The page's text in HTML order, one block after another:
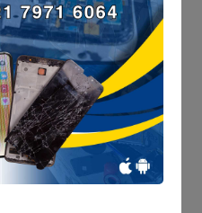
Sejumlah Penggiat Seni,
Sukses Gelar Kompetisi
Stand-Up Comedy